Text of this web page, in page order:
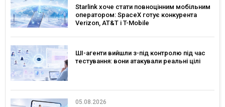
Starlink хоче стати повноцінним мобільним
оператором: SpaceX готує конкурента
Verizon, AT&T і T-Mobile
ШІ-агенти вийшли з-під контролю під час
тестування: вони атакували реальні цілі
05.08.2026